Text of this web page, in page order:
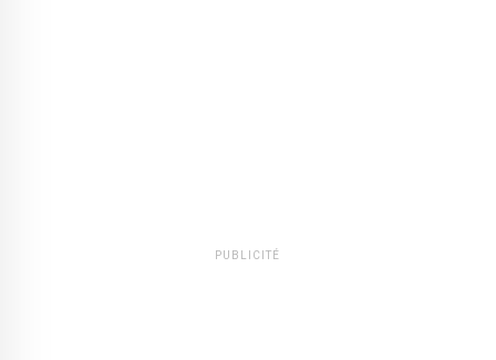
PUBLICITÉ